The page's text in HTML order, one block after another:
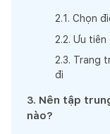
2.1 . Chọn
2.2. Ưu
2.3. Trang
đi
3. Nên tập
nào?